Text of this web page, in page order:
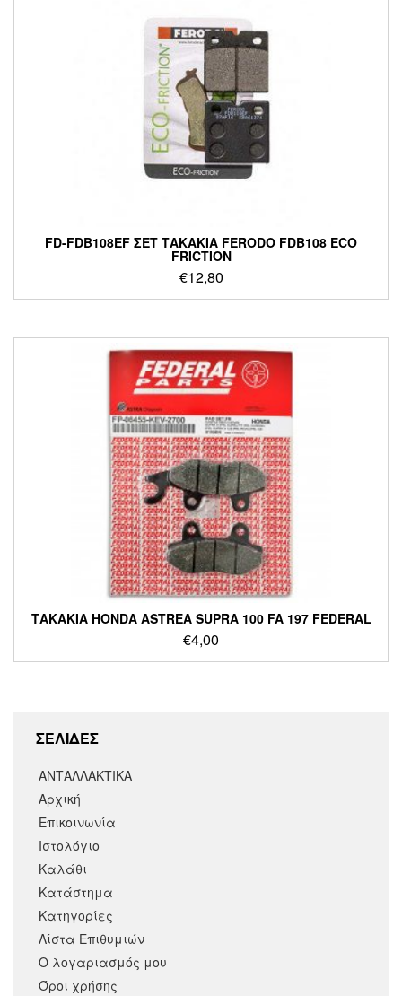
FD-FDB108EF ΣΕΤ ΤΑΚΑΚΙΑ FERODO FDB108 ECO
FRICTION
€12,80
ΤΑΚΑΚΙΑ HONDA ASTREA SUPRA 100 FA 197 FEDERAL
€4,00
ΣΕΛΙΔΕΣ
ΑΝΤΑΛΛΑΚΤΙΚΑ
Αρχική
Επικοινωνία
Ιστολόγιο
Καλάθι
Κατάστημα
Κατηγορίες
Λίστα Επιθυμιών
Ο λογαριασμός μου
Όροι χρήσης